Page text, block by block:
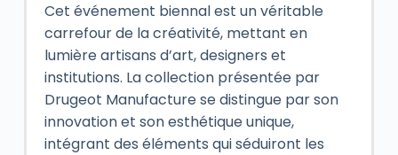
Cet événement biennal est un véritable
carrefour de la créativité, mettant en
lumière artisans d’art, designers et
institutions. La collection présentée par
Drugeot Manufacture se distingue par son
innovation et son esthétique unique,
intégrant des éléments qui séduiront les